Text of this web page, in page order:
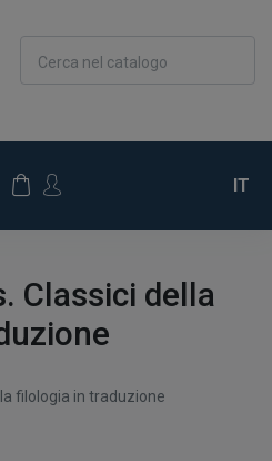
Cerca nel catalogo
IT
Classici della
filologia in traduzione